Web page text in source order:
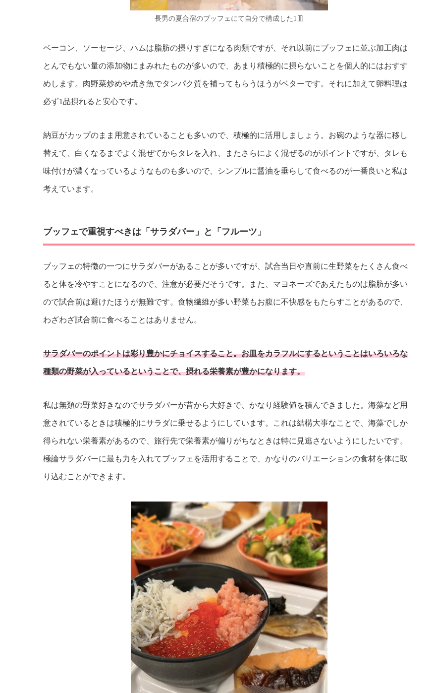
長男の夏合宿のブッフェにて自分で構成した1皿
ベーコン、ソーセージ、ハムは脂肪の摂りすぎになる肉類ですが、それ以前にブッフェに並ぶ加工肉は
とんでもない量の添加物にまみれたものが多いので、あまり積極的に摂らないことを個人的にはおすす
めします。肉野菜炒めや焼き魚でタンパク質を補ってもらうほうがベターです。それに加えて卵料理は
必ず1品摂れると安心です。
納豆がカップのまま用意されていることも多いので、積極的に活用しましょう。お碗のような器に移し
替えて、白くなるまでよく混ぜてからタレを入れ、またさらによく混ぜるのがポイントですが、タレも
味付けが濃くなっているようなものも多いので、シンプルに醤油を垂らして食べるのが一番良いと私は
考えています。
ブッフェで重視すべきは「サラダバー」と「フルーツ」
ブッフェの特徴の一つにサラダバーがあることが多いですが、試合当日や直前に生野菜をたくさん食べ
ると体を冷やすことになるので、注意が必要だそうです。また、マヨネーズであえたものは脂肪が多い
ので試合前は避けたほうが無難です。食物繊維が多い野菜もお腹に不快感をもたらすことがあるので、
わざわざ試合前に食べることはありません。
サラダバーのポイントは彩り豊かにチョイスすること。お皿をカラフルにするということはいろいろな
種類の野菜が入っているということで、摂れる栄養素が豊かになります。
私は無類の野菜好きなのでサラダバーが昔から大好きで、かなり経験値を積んできました。海藻など用
意されているときは積極的にサラダに乗せるようにしています。これは結構大事なことで、海藻でしか
得られない栄養素があるので、旅行先で栄養素が偏りがちなときは特に見逃さないようにしたいです。
極論サラダバーに最も力を入れてブッフェを活用することで、かなりのバリエーションの食材を体に取
り込むことができます。